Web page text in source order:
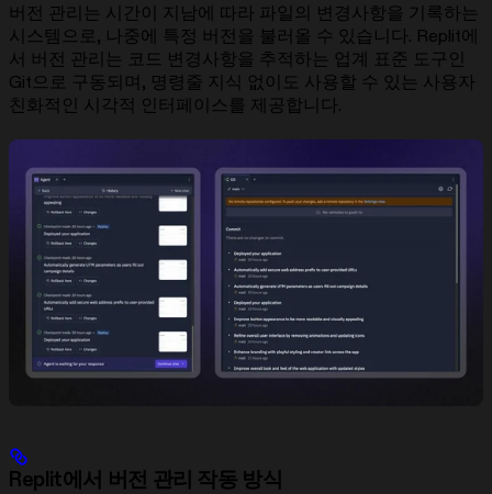
버전 관리는 시간이 지남에 따라 파일의 변경사항을 기록하는
시스템으로, 나중에 특정 버전을 불러올 수 있습니다. Replit에
서 버전 관리는 코드 변경사항을 추적하는 업계 표준 도구인
Git으로 구동되며, 명령줄 지식 없이도 사용할 수 있는 사용자
친화적인 시각적 인터페이스를 제공합니다.
Replit에서 버전 관리 작동 방식